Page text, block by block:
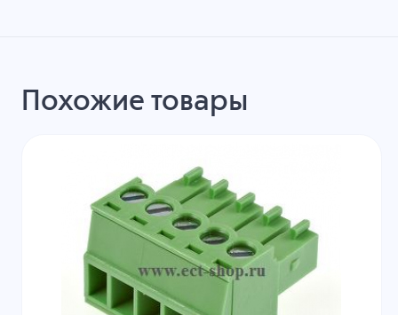
Похожие товары